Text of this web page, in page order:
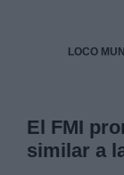
LOCO
El FMI
similar a